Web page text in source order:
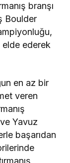
branşı
Boulder
elde ederek
en az bir
veren
Yavuz
başarıdan